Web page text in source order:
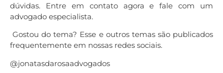
dúvidas. Entre em contato agora e fale com um
advogado especialista.
Gostou do tema? Esse e outros temas são publicados
frequentemente em nossas redes sociais.
@jonatasdarosaadvogados